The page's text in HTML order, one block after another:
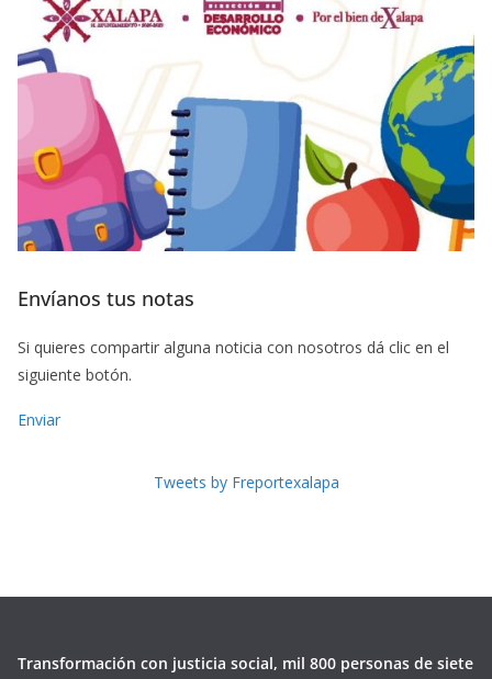
Envíanos tus notas
Si quieres compartir alguna noticia con nosotros dá clic en el
siguiente botón.
Enviar
Tweets by Freportexalapa
Transformación con justicia social, mil 800 personas de siete